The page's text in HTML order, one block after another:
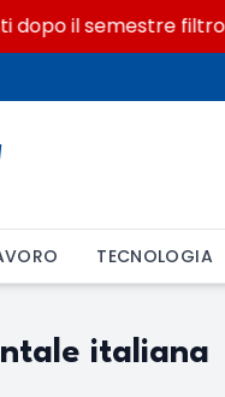
il semestre filtro
TECNOLOGIA
italiana